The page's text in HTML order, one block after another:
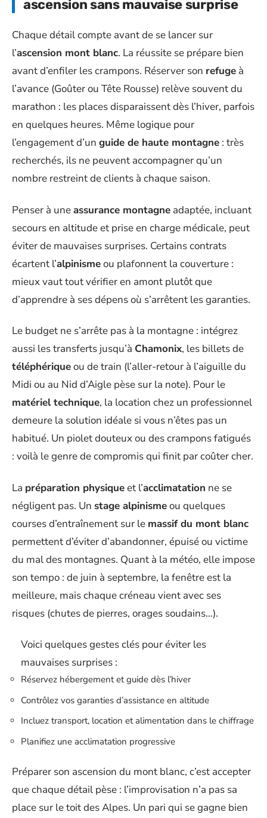
ascension sans mauvaise surprise
Chaque détail compte avant de se lancer sur
l’ascension mont blanc. La réussite se prépare bien
avant d’enfiler les crampons. Réserver son refuge à
l’avance (Goûter ou Tête Rousse) relève souvent du
marathon : les places disparaissent dès l’hiver, parfois
en quelques heures. Même logique pour
l’engagement d’un guide de haute montagne : très
recherchés, ils ne peuvent accompagner qu’un
nombre restreint de clients à chaque saison.
Penser à uneassurance montagne adaptée, incluant
secours en altitude et prise en charge médicale, peut
éviter de mauvaises surprises. Certains contrats
écartent l’alpinismeou plafonnent la couverture :
mieux vaut tout vérifier en amont plutôt que
d’apprendre à ses dépens où s’arrêtent les garanties.
Le budget ne s’arrête pas à la montagne : intégrez
aussi les transferts jusqu’à Chamonix, les billets de
téléphériqueou de train (l’aller-retour à l’aiguille du
Midi ou au Nid d’Aigle pèse sur la note). Pour le
matériel technique, la location chez un professionnel
demeure la solution idéale si vous n’êtes pas un
habitué. Un piolet douteux ou des crampons fatigués
: voilà le genre de compromis qui finit par coûter cher.
La préparation physiqueet l’acclimatation ne se
négligent pas. Un stage alpinismeou quelques
courses d’entraînement sur le massif du mont blanc
permettent d’éviter d’abandonner, épuisé ou victime
du mal des montagnes. Quant à la météo, elle impose
son tempo : de juin à septembre, la fenêtre est la
meilleure, mais chaque créneau vient avec ses
risques (chutes de pierres, orages soudains…).
Voici quelques gestes clés pour éviter les
mauvaises surprises :
Réservez hébergement et guide dès l’hiver
Contrôlez vos garanties d’assistance en altitude
Incluez transport, location et alimentation dans le chiffrage
Planifiez une acclimatation progressive
Préparer son ascension du mont blanc, c’est accepter
que chaque détail pèse : l’improvisation n’a pas sa
place sur le toit des Alpes. Un pari qui se gagne bien